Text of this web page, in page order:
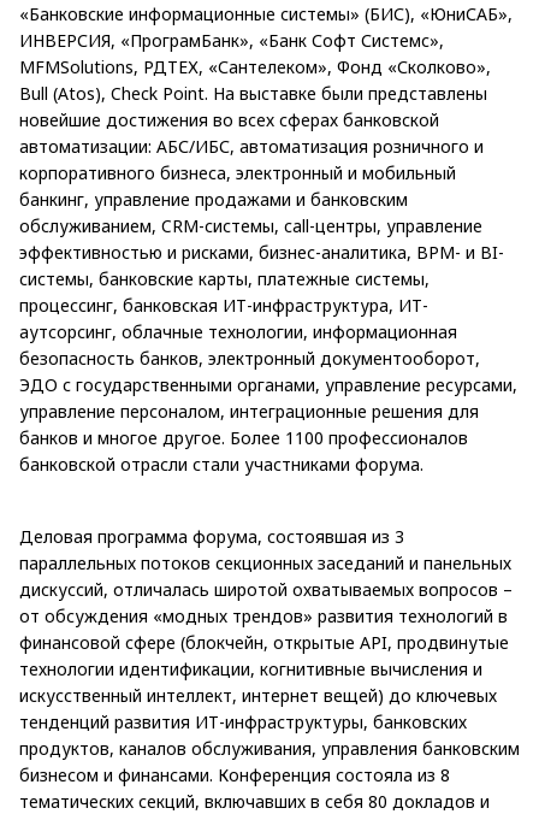
«Банковские информационные системы» (БИС), «ЮниСАБ»,
ИНВЕРСИЯ, «ПрограмБанк», «Банк Софт Системс»,
MFMSolutions, РДТЕХ, «Сантелеком», Фонд «Сколково»,
Bull (Atos), Check Point. На выставке были представлены
новейшие достижения во всех сферах банковской
автоматизации: АБС/ИБС, автоматизация розничного и
корпоративного бизнеса, электронный и мобильный
банкинг, управление продажами и банковским
обслуживанием, CRM-системы, call-центры, управление
эффективностью и рисками, бизнес-аналитика, BPM- и BI-
системы, банковские карты, платежные системы,
процессинг, банковская ИТ-инфраструктура, ИТ-
аутсорсинг, облачные технологии, информационная
безопасность банков, электронный документооборот,
ЭДО с государственными органами, управление ресурсами,
управление персоналом, интеграционные решения для
банков и многое другое. Более 1100 профессионалов
банковской отрасли стали участниками форума.
Деловая программа форума, состоявшая из 3
параллельных потоков секционных заседаний и панельных
дискуссий, отличалась широтой охватываемых вопросов –
от обсуждения «модных трендов» развития технологий в
финансовой сфере (блокчейн, открытые API, продвинутые
технологии идентификации, когнитивные вычисления и
искусственный интеллект, интернет вещей) до ключевых
тенденций развития ИТ-инфраструктуры, банковских
продуктов, каналов обслуживания, управления банковским
бизнесом и финансами. Конференция состояла из 8
тематических секций, включавших в себя 80 докладов и